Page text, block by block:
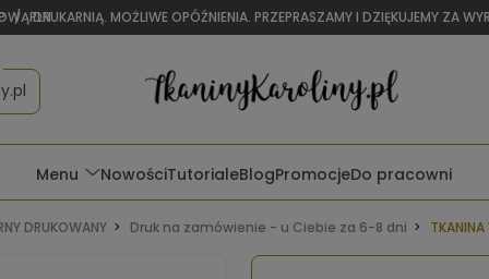
/ PLN
DRUKARNIĄ. MOŻLIWE OPÓŹNIENIA. PRZEPRASZAMY I DZIĘKUJEMY ZA
Menu NowościTutorialeBlogPromocjeDo pracowni
DRUKOWANY Druk na zamówienie - u Ciebie za 6-8 dni